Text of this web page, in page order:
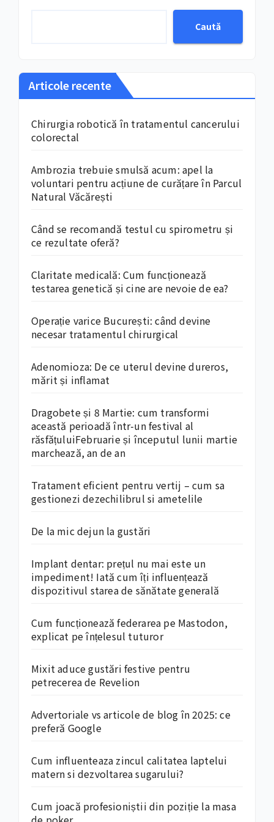
Caută
Articole recente
Chirurgia robotică în tratamentul cancerului
colorectal
Ambrozia trebuie smulsă acum: apel la
voluntari pentru acțiune de curățare în Parcul
Natural Văcărești
Când se recomandă testul cu spirometru și
ce rezultate oferă?
Claritate medicală: Cum funcționează
testarea genetică și cine are nevoie de ea?
Operație varice București: când devine
necesar tratamentul chirurgical
Adenomioza: De ce uterul devine dureros,
mărit și inflamat
Dragobete și 8 Martie: cum transformi
această perioadă într-un festival al
răsfățuluiFebruarie și începutul lunii martie
marchează, an de an
Tratament eficient pentru vertij – cum sa
gestionezi dezechilibrul si ametelile
De la mic dejun la gustări
Implant dentar: prețul nu mai este un
impediment! Iată cum îți influențează
dispozitivul starea de sănătate generală
Cum funcționează federarea pe Mastodon,
explicat pe înțelesul tuturor
Mixit aduce gustări festive pentru
petrecerea de Revelion
Advertoriale vs articole de blog în 2025: ce
preferă Google
Cum influenteaza zincul calitatea laptelui
matern si dezvoltarea sugarului?
Cum joacă profesioniștii din poziție la masa